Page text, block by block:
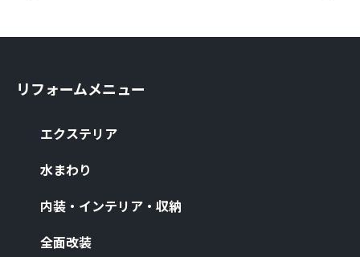
リフォームメニュー
エクステリア
⽔まわり
内装・インテリア・収納
全⾯改装